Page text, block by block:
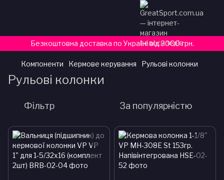
Безкоштовна доставка по Україні від 3000 грн.
Компоненти Кермове керування Рульові колонки
Рульові колонки
Фільтр За популярністю